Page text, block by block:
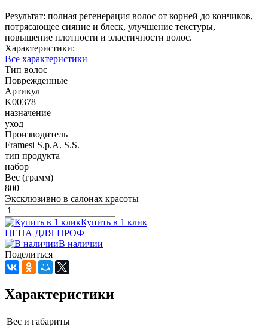
Результат: полная регенерация волос от корней до кончиков,
потрясающее сияние и блеск, улучшение текстуры,
повышение плотности и эластичности волос.
Характеристики:
Все характеристики
Тип волос
Поврежденные
Артикул
K00378
назначение
уход
Производитель
Framesi S.p.A. S.S.
тип продукта
набор
Вес (грамм)
800
Эксклюзивно в салонах красоты
Купить в 1 клик
ЦЕНА ДЛЯ ПРОФ
В наличии
Поделиться
Характеристики
Вес и габариты